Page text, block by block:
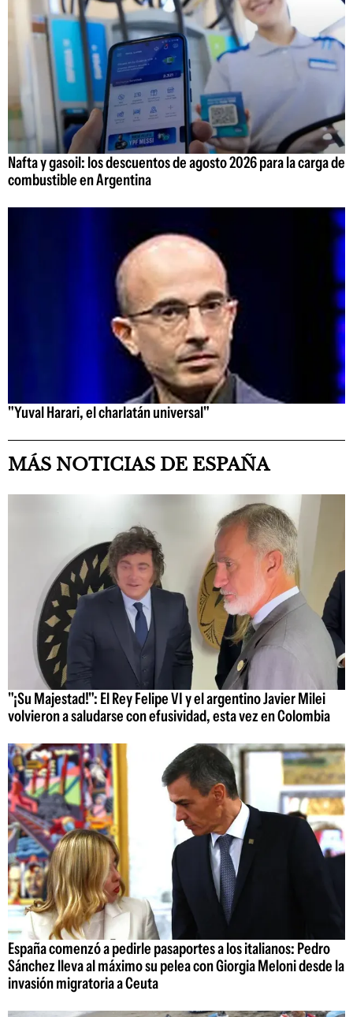
Nafta y gasoil: los descuentos de agosto 2026 para la carga de
combustible en Argentina
"Yuval Harari, el charlatán universal"
MÁS NOTICIAS DE ESPAÑA
"¡Su Majestad!": El Rey Felipe VI y el argentino Javier Milei
volvieron a saludarse con efusividad, esta vez en Colombia
España comenzó a pedirle pasaportes a los italianos: Pedro
Sánchez lleva al máximo su pelea con Giorgia Meloni desde la
invasión migratoria a Ceuta